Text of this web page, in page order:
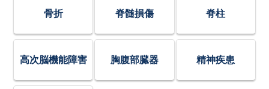
骨折 脊髄損傷 脊柱
高次脳機能障害 胸腹部臓器 精神疾患